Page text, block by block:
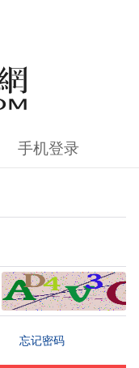
手机登录
忘记密码